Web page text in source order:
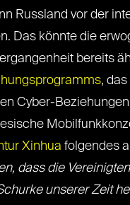
Russland vor der
Das könnte die
bereits
,
Cyber-
Xinhua folgendes
dass die
unserer Zeit